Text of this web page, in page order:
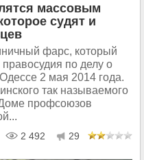
массовым
судят и
фарс, который
по делу о
2 мая 2014 года.
так называемого
профсоюзов
2 492 29